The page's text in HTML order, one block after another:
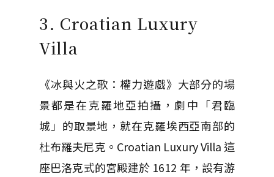
3. Croatian Luxury
Villa
《冰與火之歌：權力遊戲》大部分的場
景都是在克羅地亞拍攝，劇中「君臨
城」的取景地，就在克羅埃西亞南部的
杜布羅夫尼克。Croatian Luxury Villa 這
座巴洛克式的宮殿建於 1612 年，設有游